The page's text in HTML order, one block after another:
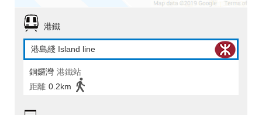
港鐵
港島綫 Island line
銅鑼灣 港鐵站
距離 0.2km